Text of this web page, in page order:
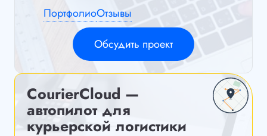
ПортфолиоОтзывы
Обсудить проект
CourierCloud —
автопилот для
курьерской логистики